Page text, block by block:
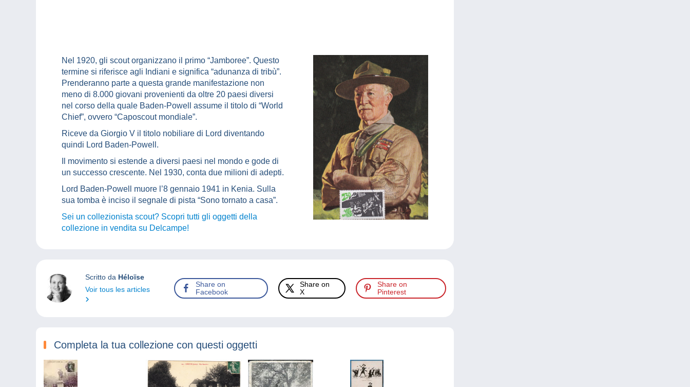
Nel 1920, gli scout organizzano il primo “Jamboree”. Questo
termine si riferisce agli Indiani e significa “adunanza di tribù”.
Prenderanno parte a questa grande manifestazione non
meno di 8.000 giovani provenienti da oltre 20 paesi diversi
nel corso della quale Baden-Powell assume il titolo di “World
Chief”, ovvero “Caposcout mondiale”.
Riceve da Giorgio V il titolo nobiliare di Lord diventando
quindi Lord Baden-Powell.
Il movimento si estende a diversi paesi nel mondo e gode di
un successo crescente. Nel 1930, conta due milioni di adepti.
Lord Baden-Powell muore l’8 gennaio 1941 in Kenia. Sulla
sua tomba è inciso il segnale di pista “Sono tornato a casa”.
Sei un collezionista scout? Scopri tutti gli oggetti della
collezione in vendita su Delcampe!
Scritto da Héloïse
Voir tous les articles
Share on
Facebook
Share on
X
Share on
Pinterest
Completa la tua collezione con questi oggetti